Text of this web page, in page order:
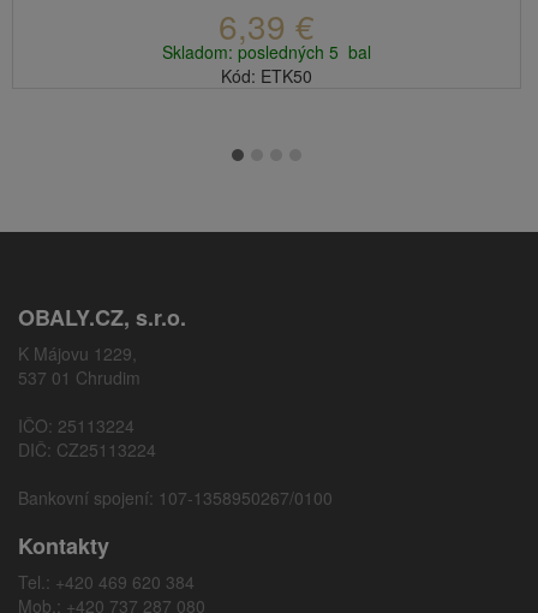
6,39 €
Skladom: posledných 5 bal
Kód: ETK50
OBALY.CZ, s.r.o.
K Májovu 1229,
537 01 Chrudim
IČO: 25113224
DIČ: CZ25113224
Bankovní spojení: 107-1358950267/0100
Kontakty
Tel.: +420 469 620 384
Mob.: +420 737 287 080